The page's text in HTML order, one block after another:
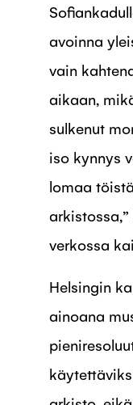
avoinna
vain
aikaan,
sulkenut
iso kynnys
lomaa
verkossa
Helsingin
ainoana